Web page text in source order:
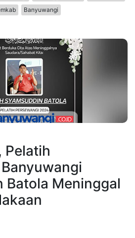
Banyuwangi
Pelatih
Batola Meninggal